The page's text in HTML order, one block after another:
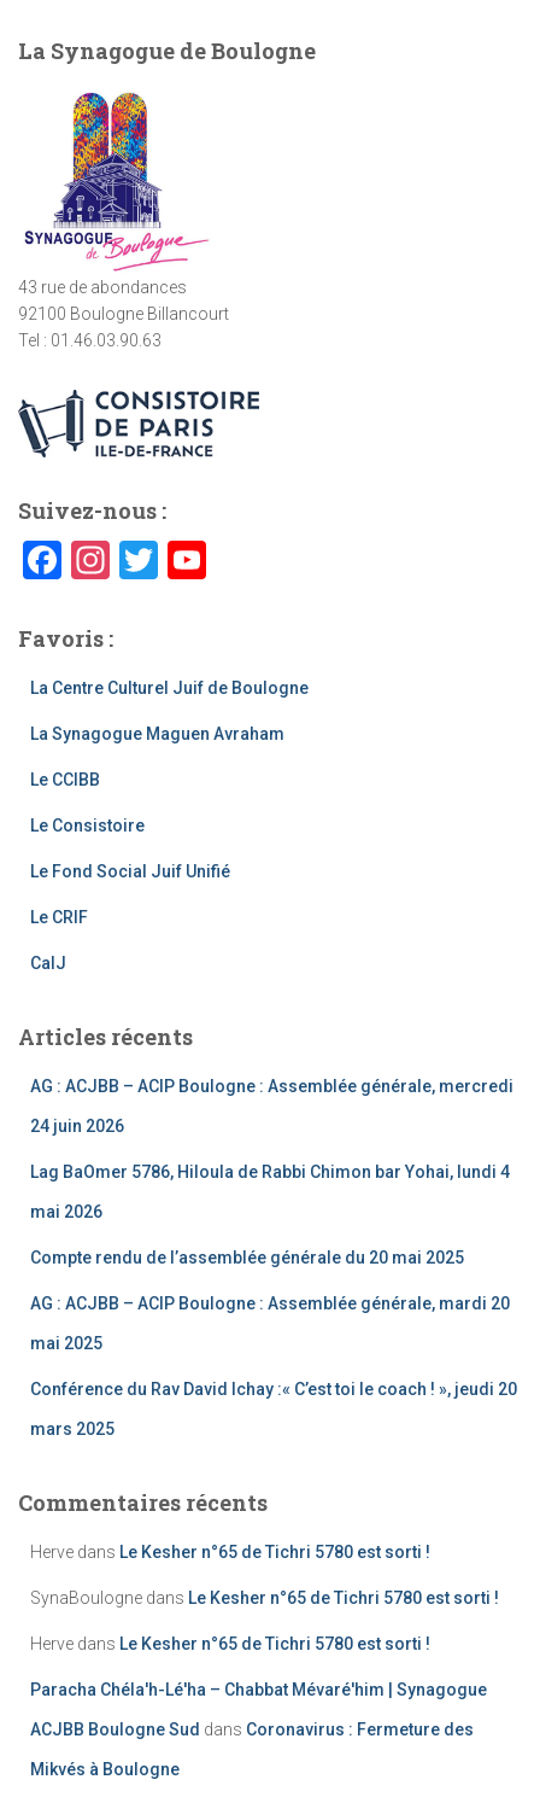
rLa Synagogue de Boulogne
43 rue de abondances
92100 Boulogne Billancourt
Tel : 01.46.03.90.63
Suivez-nous :
F
c
e
o
o
k
In
a
gr
m
T
er T
u
b
h
Favoris :
La Centre Culturel Juif de Boulogne
La Synagogue Maguen Avraham
Le CCIBB
Le Consistoire
Le Fond Social Juif Unifié
Le CRIF
CalJ
Articles récents
AG : ACJBB – ACIP Boulogne : Assemblée générale, mercredi
24 juin 2026
Lag BaOmer 5786, Hiloula de Rabbi Chimon bar Yohai, lundi 4
mai 2026
Compte rendu de l’assemblée générale du 20 mai 2025
AG : ACJBB – ACIP Boulogne : Assemblée générale, mardi 20
mai 2025
Conférence du Rav David Ichay :« C’est toi le coach ! », jeudi 20
mars 2025
Commentaires récents
Herve dans Le Kesher n°65 de Tichri 5780 est sorti !
SynaBoulogne dans Le Kesher n°65 de Tichri 5780 est sorti !
Herve dans Le Kesher n°65 de Tichri 5780 est sorti !
Paracha Chéla'h-Lé'ha – Chabbat Mévaré'him | Synagogue
ACJBB Boulogne Sud dans Coronavirus : Fermeture des
Mikvés à Boulogne